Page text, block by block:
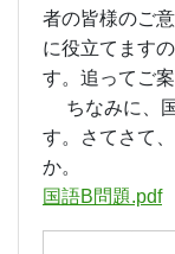
者の皆様のご
に役立てます
す。追ってご
ちなみに、
す。さてさて
か。
国語B問題.pdf